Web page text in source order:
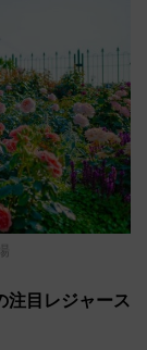
注目レジャース